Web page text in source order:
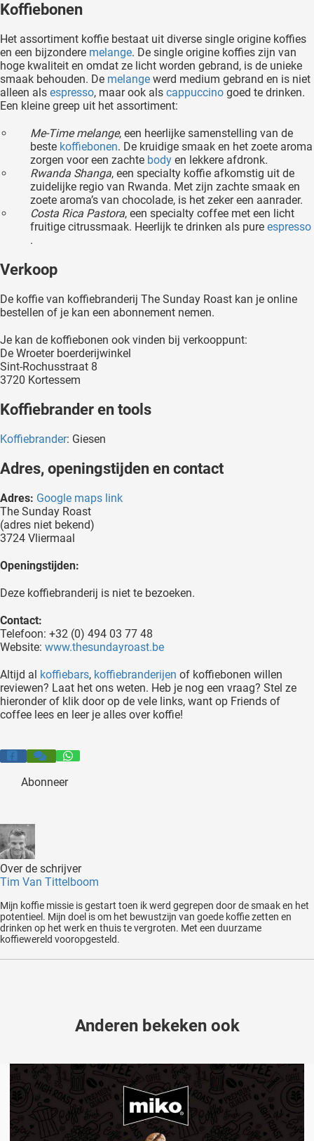
Koffiebonen
Het assortiment koffie bestaat uit diverse single origine koffies
en een bijzondere melange. De single origine koffies zijn van
hoge kwaliteit en omdat ze licht worden gebrand, is de unieke
smaak behouden. De melange werd medium gebrand en is niet
alleen als espresso, maar ook als cappuccino goed te drinken.
Een kleine greep uit het assortiment:
Me-Time melange, een heerlijke samenstelling van de
beste koffiebonen. De kruidige smaak en het zoete aroma
zorgen voor een zachte body en lekkere afdronk.
Rwanda Shanga, een specialty koffie afkomstig uit de
zuidelijke regio van Rwanda. Met zijn zachte smaak en
zoete aroma’s van chocolade, is het zeker een aanrader.
Costa Rica Pastora, een specialty coffee met een licht
fruitige citrussmaak. Heerlijk te drinken als pureespresso
.
Verkoop
De koffie van koffiebranderij The Sunday Roast kan je online
bestellen of je kan een abonnement nemen.
Je kan de koffiebonen ook vinden bij verkooppunt:
De Wroeter boerderijwinkel
Sint-Rochusstraat 8
3720 Kortessem
Koffiebrander en tools
Koffiebrander: Giesen
Adres, openingstijden en contact
Adres: Google maps link
The Sunday Roast
(adres niet bekend)
3724 Vliermaal
Openingstijden:
Deze koffiebranderij is niet te bezoeken.
Contact:
Telefoon: +32 (0) 494 03 77 48
Website: www.thesundayroast.be
Altijd al koffiebars, koffiebranderijen of koffiebonen willen
reviewen? Laat het ons weten. Heb je nog een vraag? Stel ze
hieronder of klik door op de vele links, want op Friends of
coffee lees en leer je alles over koffie!
Abonneer
Over de schrijver
Tim Van Tittelboom
Mijn koffie missie is gestart toen ik werd gegrepen door de smaak en het
potentieel. Mijn doel is om het bewustzijn van goede koffie zetten en
drinken op het werk en thuis te vergroten. Met een duurzame
koffiewereld vooropgesteld.
Anderen bekeken ook